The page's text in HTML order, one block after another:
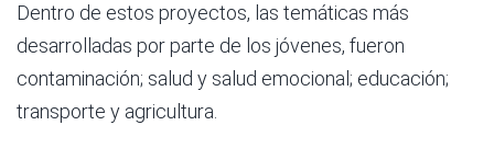
Dentro de estos proyectos, las temáticas más
desarrolladas por parte de los jóvenes, fueron
contaminación; salud y salud emocional; educación;
transporte y agricultura.